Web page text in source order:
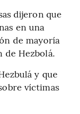
dijeron que
en una
de mayoría
de Hezbolá.
y que
víctimas